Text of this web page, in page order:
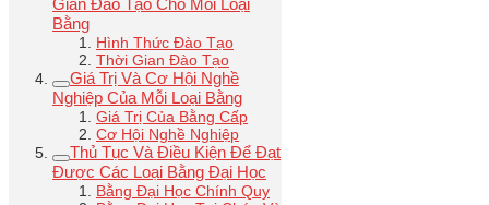
Gian Đào Tạo Cho Mỗi Loại
Bằng
Hình Thức Đào Tạo
Thời Gian Đào Tạo
Giá Trị Và Cơ Hội Nghề
Nghiệp Của Mỗi Loại Bằng
Giá Trị Của Bằng Cấp
Cơ Hội Nghề Nghiệp
Thủ Tục Và Điều Kiện Để Đạt
Được Các Loại Bằng Đại Học
Bằng Đại Học Chính Quy